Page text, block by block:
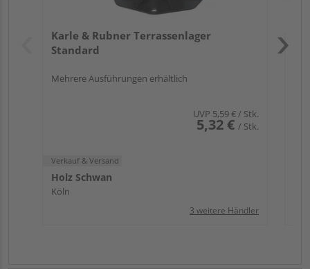
Karle & Rubner Terrassenlager
Standard
Mehrere Ausführungen erhältlich
UVP 5,59 €/ Stk.
5,32 € / Stk.
Verkauf & Versand
Holz Schwan
Köln
3 weitere Händler